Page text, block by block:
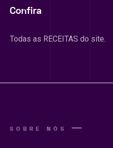
Confira
Todas as RECEITAS do site.
SOBRE NÓS